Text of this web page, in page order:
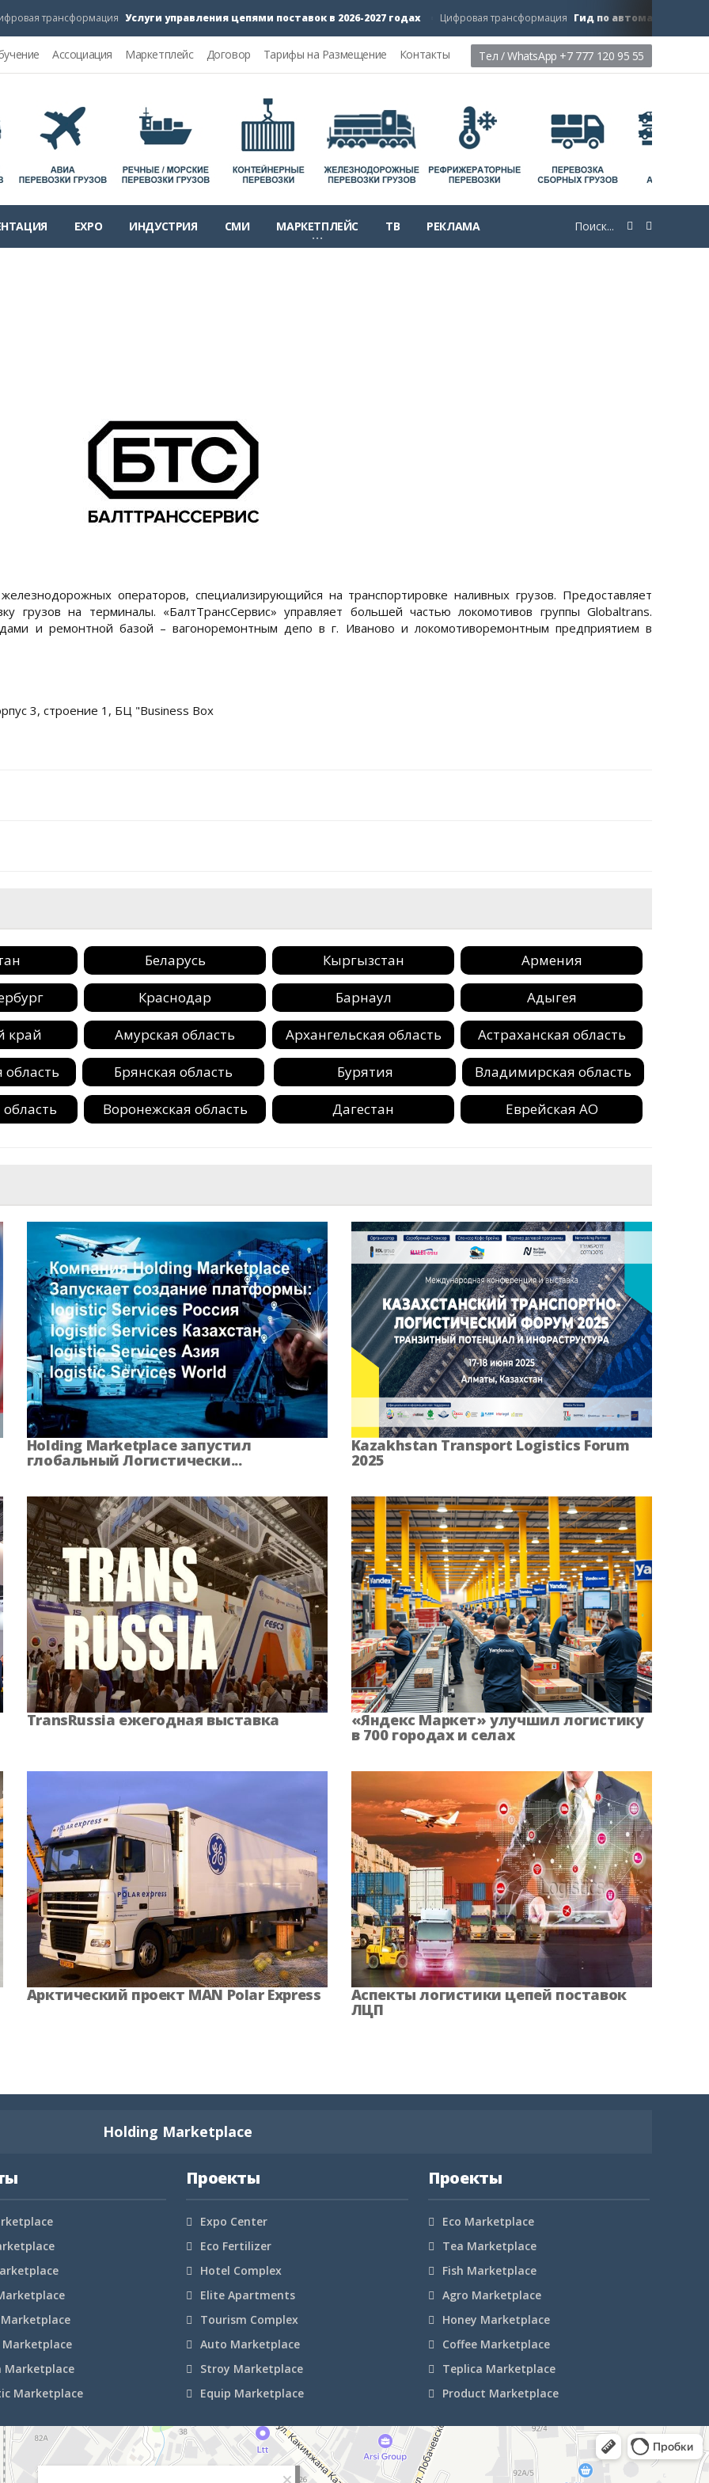
трансформация Услуги управления цепями поставок в 2026-2027 годах Цифровая трансформация Гид по автоматизации
Тел / WhatsApp +7 777 120 95 55
Ассоциация Маркетплейс Договор Тарифы на Размещение Контакты
EXPO ИНДУСТРИЯ СМИ МАРКЕТПЛЕЙС ТВ РЕКЛАМА
операторов, специализирующийся на транспортировке наливных грузов. Предоставляет
грузов на терминалы. «БалтТрансСервис» управляет большей частью локомотивов группы Globaltrans.
и ремонтной базой – вагоноремонтным депо в г. Иваново и локомотиворемонтным предприятием в
3, строение 1, БЦ "Business Box
Беларусь Кыргызстан Армения
Краснодар Барнаул Адыгея
край Амурская область Архангельская область Астраханская область
область Брянская область Бурятия Владимирская область
Воронежская область Дагестан Еврейская АО
Кемеровская область Кировская область Коми
Краснодарский край Красноярский край Крым
Ленинградская область Липецкая область Магаданская область
Московская область Мурманская область Ненецкий АО
область Новосибирская область Омская область Оренбургская область
Пермский край Приморский край Псковская область
Самарская область Саратовская область
область Северная Осетия Смоленская область Ставропольский край
Татарстан Тверская область Томская область
Тюменская область Удмуртская Республика Ульяновская область
Ханты-Мансийский АО Херсонская область Челябинская область
Чукотский АО Ямало-Ненецкий АО Ярославская область
Holding Marketplace запустил
глобальный Логистически...
Kazakhstan Transport Logistics Forum
2025
TransRussia ежегодная выставка «Яндекс Маркет» улучшил логистику
в 700 городах и селах
Арктический проект MAN Polar Express Аспекты логистики цепей поставок
ЛЦП
Holding Marketplace
Marketplace
Marketplace
Marketplace
Проекты
Expo Center
Eco Fertilizer
Hotel Complex
Elite Apartments
Tourism Complex
Auto Marketplace
Stroy Marketplace
Equip Marketplace
Проекты
Eco Marketplace
Tea Marketplace
Fish Marketplace
Agro Marketplace
Honey Marketplace
Coffee Marketplace
Teplica Marketplace
Product Marketplace